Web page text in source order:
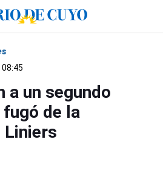
a un segundo
de la
Liniers